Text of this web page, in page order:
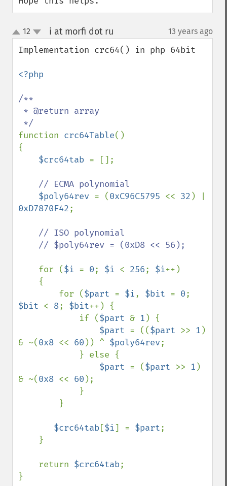
up
down
12 i at morfi dot ru 13 years ago
Implementation crc64() in php 64bit
<?php
/**
function crc64Table()
{
$crc64tab = [];
// ECMA polynomial
$poly64rev = (0xC96C5795 << 32
0xD7870F42;
// ISO polynomial
for ($i = 0; $i < 256; $i++)
        for (
$part = $i, $bit = 0
$bit < 8; $bit++) {
            if (
$part & 1 ) {
$part = (($part >> 1 )
& ~(0x8 << 60 )) ^ $poly64rev;
$part = ($part >> 1 )
& ~(0x8 << 60 );
$crc64tab[$i] = $part;
    return
$crc64tab;
}